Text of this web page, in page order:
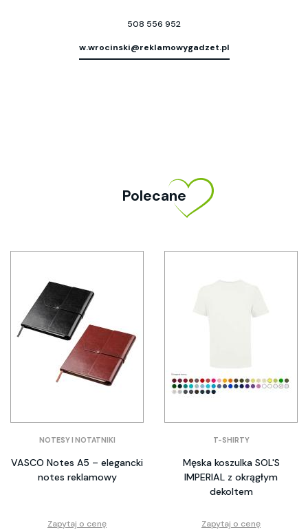
508 556 952
w.wrocinski@reklamowygadzet.pl
Polecane
NOTESY I NOTATNIKI
VASCO Notes A5 – elegancki
notes reklamowy
Zapytaj o cenę
T-SHIRTY
Męska koszulka SOL'S
IMPERIAL z okrągłym
dekoltem
Zapytaj o cenę